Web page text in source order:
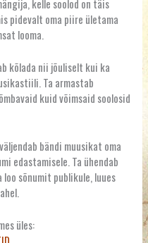
kelle soolod on täis
pidevalt oma piire ületama
looma.
kõlada nii jõuliselt kui ka
Ta armastab
kuid võimsaid soolosid
bändi muusikat oma
edastamisele. Ta ühendab
sõnumit publikule, luues
üles: